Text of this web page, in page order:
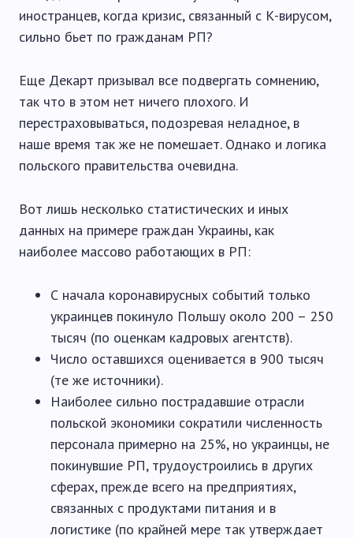
иностранцев, когда кризис, связанный с К-вирусом,
сильно бьет по гражданам РП?
Еще Декарт призывал все подвергать сомнению,
так что в этом нет ничего плохого. И
перестраховываться, подозревая неладное, в
наше время так же не помешает. Однако и логика
польского правительства очевидна.
Вот лишь несколько статистических и иных
данных на примере граждан Украины, как
наиболее массово работающих в РП:
С начала коронавирусных событий только
украинцев покинуло Польшу около 200 – 250
тысяч (по оценкам кадровых агентств).
Число оставшихся оценивается в 900 тысяч
(те же источники).
Наиболее сильно пострадавшие отрасли
польской экономики сократили численность
персонала примерно на 25%, но украинцы, не
покинувшие РП, трудоустроились в других
сферах, прежде всего на предприятиях,
связанных с продуктами питания и в
логистике (по крайней мере так утверждает